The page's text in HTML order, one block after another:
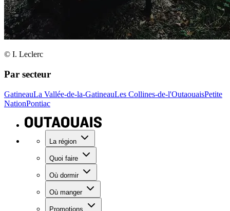
© I. Leclerc
Par secteur
GatineauLa Vallée-de-la-GatineauLes Collines-de-l'OutaouaisPetite
NationPontiac
La région
Quoi faire
Où dormir
Où manger
Promotions